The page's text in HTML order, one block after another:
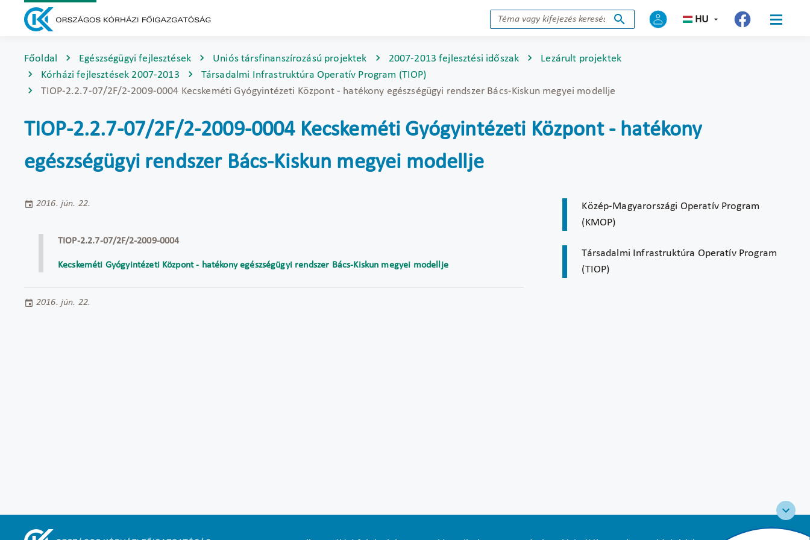
HU
Főoldal Egészségügyi fejlesztések Uniós társfinanszírozású projektek 2007-2013 fejlesztési időszak
Lezárult projektek
Kórházi fejlesztések 2007-2013
Társadalmi Infrastruktúra Operatív Program (TIOP)
TIOP-2.2.7-07/2F/2-2009-0004 Kecskeméti Gyógyintézeti Központ - hatékony egészségügyi rendszer Bács-Kiskun megyei modellje
TIOP-2.2.7-07/2F/2-2009-0004 Kecskeméti Gyógyintézeti Központ - hatékony
egészségügyi rendszer Bács-Kiskun megyei modellje
2016. jún. 22.
TIOP-2.2.7-07/2F/2-2009-0004
Kecskeméti Gyógyintézeti Központ - hatékony egészségügyi rendszer Bács-Kiskun megyei modellje
2016. jún. 22.
Közép-Magyarországi Operatív Program
(KMOP)
Társadalmi Infrastruktúra Operatív Program
(TIOP)